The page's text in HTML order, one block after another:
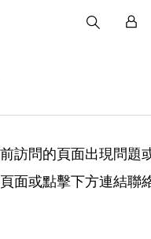
訪問的頁面出現問題
面或點擊下方連結聯